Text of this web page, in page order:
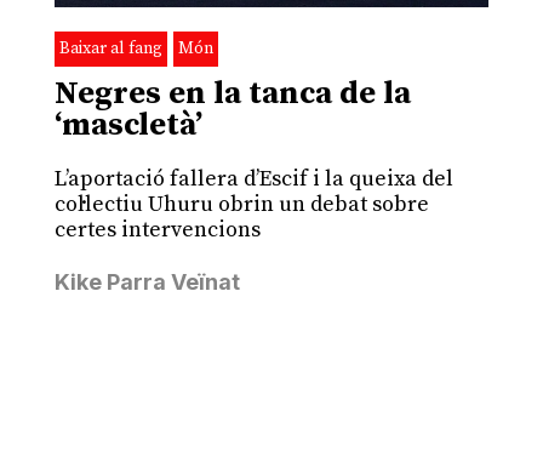
Baixar al fang Món
Negres en la tanca de la
‘mascletà’
L’aportació fallera d’Escif i la queixa del
col·lectiu Uhuru obrin un debat sobre
certes intervencions
Kike Parra Veïnat